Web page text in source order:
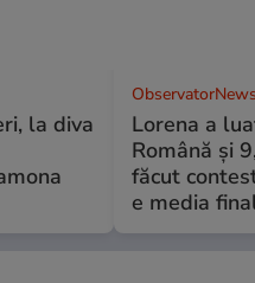
la diva
Lorena a
Română şi
făcut
e media